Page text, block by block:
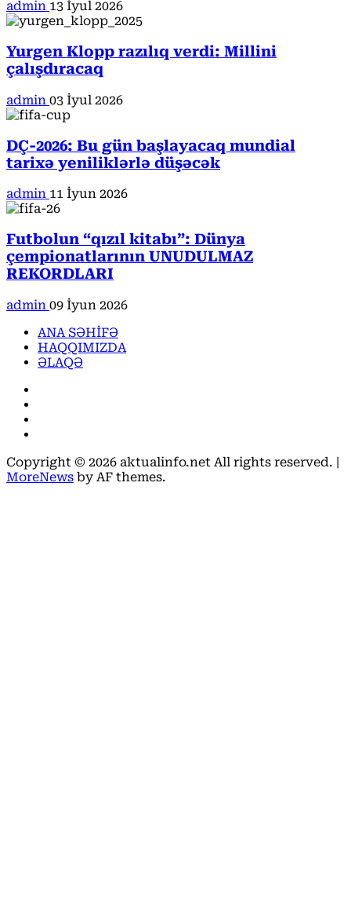
admin 13 İyul 2026
Yurgen Klopp razılıq verdi: Millini
çalışdıracaq
admin 03 İyul 2026
DÇ-2026: Bu gün başlayacaq mundial
tarixə yeniliklərlə düşəcək
admin 11 İyun 2026
Futbolun “qızıl kitabı”: Dünya
çempionatlarının UNUDULMAZ
REKORDLARI
admin 09 İyun 2026
ANA SƏHİFƏ
HAQQIMIZDA
ƏLAQƏ
Copyright © 2026 aktualinfo.net All rights reserved. |
MoreNews by AF themes.